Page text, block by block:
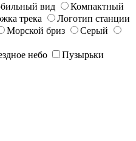
вид
Компактный
трека
Логотип станции
Морской бриз
Серый
небо Пузырьки